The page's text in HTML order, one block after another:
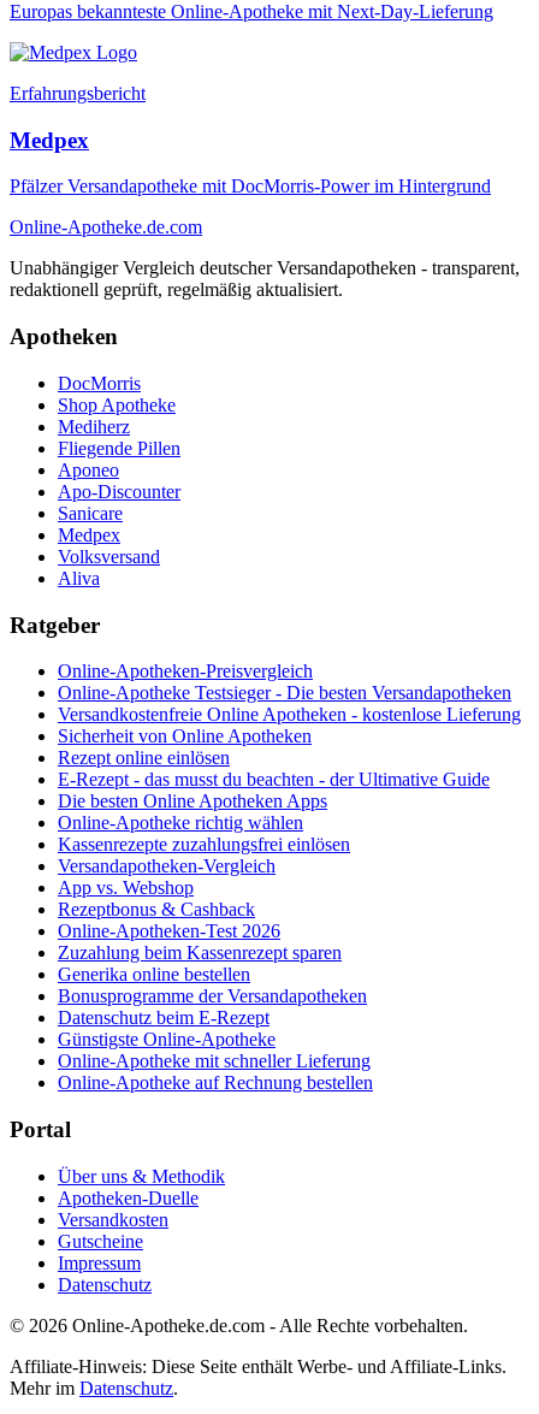
Europas bekannteste Online-Apotheke mit Next-Day-Lieferung
Erfahrungsbericht
Medpex
Pfälzer Versandapotheke mit DocMorris-Power im Hintergrund
Online-Apotheke.de.com
Unabhängiger Vergleich deutscher Versandapotheken - transparent,
redaktionell geprüft, regelmäßig aktualisiert.
Apotheken
DocMorris
Shop Apotheke
Mediherz
Fliegende Pillen
Aponeo
Apo-Discounter
Sanicare
Medpex
Volksversand
Aliva
Ratgeber
Online-Apotheken-Preisvergleich
Online-Apotheke Testsieger - Die besten Versandapotheken
Versandkostenfreie Online Apotheken - kostenlose Lieferung
Sicherheit von Online Apotheken
Rezept online einlösen
E-Rezept - das musst du beachten - der Ultimative Guide
Die besten Online Apotheken Apps
Online-Apotheke richtig wählen
Kassenrezepte zuzahlungsfrei einlösen
Versandapotheken-Vergleich
App vs. Webshop
Rezeptbonus & Cashback
Online-Apotheken-Test 2026
Zuzahlung beim Kassenrezept sparen
Generika online bestellen
Bonusprogramme der Versandapotheken
Datenschutz beim E-Rezept
Günstigste Online-Apotheke
Online-Apotheke mit schneller Lieferung
Online-Apotheke auf Rechnung bestellen
Portal
Über uns & Methodik
Apotheken-Duelle
Versandkosten
Gutscheine
Impressum
Datenschutz
© 2026 Online-Apotheke.de.com - Alle Rechte vorbehalten.
Affiliate-Hinweis: Diese Seite enthält Werbe- und Affiliate-Links.
Mehr im Datenschutz.